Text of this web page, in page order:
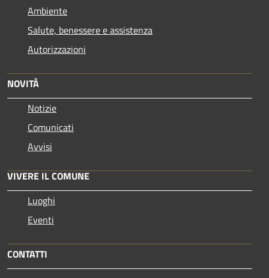
Ambiente
Salute, benessere e assistenza
Autorizzazioni
NOVITÀ
Notizie
Comunicati
Avvisi
VIVERE IL COMUNE
Luoghi
Eventi
CONTATTI